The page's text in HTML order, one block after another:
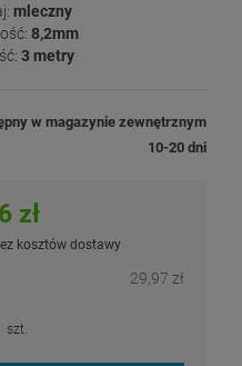
mleczny
8,2mm
3 metry
w magazynie zewnętrznym
10-20 dni
zł
kosztów dostawy
29,97 zł
szt.